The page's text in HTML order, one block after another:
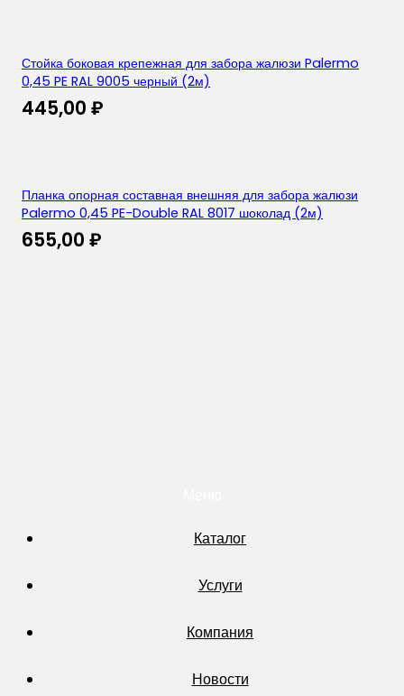
Стойка боковая крепежная для забора жалюзи Palermo
0,45 PE RAL 9005 черный (2м)
445,00 ₽
Планка опорная составная внешняя для забора жалюзи
Palermo 0,45 PE-Double RAL 8017 шоколад (2м)
655,00 ₽
Каталог
Услуги
Компания
Новости